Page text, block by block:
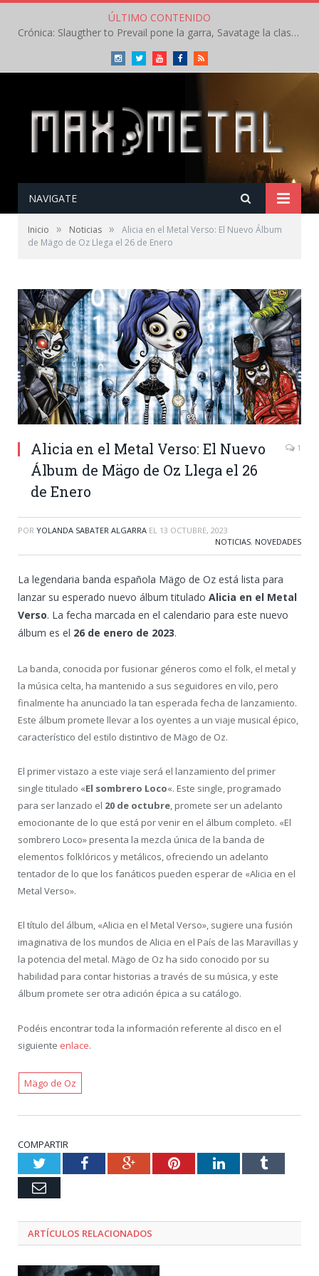
ÚLTIMO CONTENIDO
Crónica: Slaugther to Prevail pone la garra, Savatage la clase en la apertura del Leyendas del Rock – Miércoles – Agosto 2026
InstagramTwitterYoutubeFacebookRSS
NAVIGATE
Inicio » Noticias »
Alicia en el Metal Verso: El Nuevo Álbum
de Mägo de Oz Llega el 26 de Enero
Alicia en el Metal Verso: El Nuevo
Álbum de Mägo de Oz Llega el 26
de Enero
1
POR YOLANDA SABATER ALGARRA EL 13 OCTUBRE, 2023
NOTICIAS, NOVEDADES
La legendaria banda española Mägo de Oz está lista para
lanzar su esperado nuevo álbum titulado Alicia en el Metal
Verso. La fecha marcada en el calendario para este nuevo
álbum es el 26 de enero de 2023.
La banda, conocida por fusionar géneros como el folk, el metal y
la música celta, ha mantenido a sus seguidores en vilo, pero
finalmente ha anunciado la tan esperada fecha de lanzamiento.
Este álbum promete llevar a los oyentes a un viaje musical épico,
característico del estilo distintivo de Mägo de Oz.
El primer vistazo a este viaje será el lanzamiento del primer
single titulado «El sombrero Loco«. Este single, programado
para ser lanzado el 20 de octubre, promete ser un adelanto
emocionante de lo que está por venir en el álbum completo. «El
sombrero Loco» presenta la mezcla única de la banda de
elementos folklóricos y metálicos, ofreciendo un adelanto
tentador de lo que los fanáticos pueden esperar de «Alicia en el
Metal Verso».
El título del álbum, «Alicia en el Metal Verso», sugiere una fusión
imaginativa de los mundos de Alicia en el País de las Maravillas y
la potencia del metal. Mägo de Oz ha sido conocido por su
habilidad para contar historias a través de su música, y este
álbum promete ser otra adición épica a su catálogo.
Podéis encontrar toda la información referente al disco en el
siguiente enlace.
Mägo de Oz
COMPARTIR
TwitterFacebookGoogle+PinterestLinkedInTumblr
Email
ARTÍCULOS RELACIONADOS